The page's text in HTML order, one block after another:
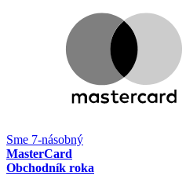
Sme 7-násobný
MasterCard
Obchodník roka